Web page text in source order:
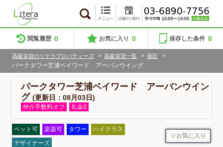
閲覧履歴 0 お気に入り 0 保存した条件 0
高級賃貸のリテラプロパティーズ > 高級賃貸一覧 > 港区
>
パークタワー芝浦ベイワード アーバンウイング
パークタワー芝浦ベイワード アーバンウイン
グ (更新日：08月03日)
仲介手数料オフ 礼金0
ペット可 楽器可 タワー
ハイクラス
デザイナーズ
お気に入り